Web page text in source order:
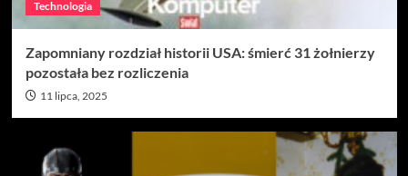
Technologia
Zapomniany rozdział historii USA: śmierć 31 żołnierzy
pozostała bez rozliczenia
11 lipca, 2025